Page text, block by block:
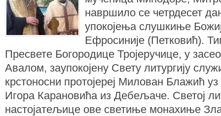
навршило се четрдесет
упокојења слушкиње
Ефросиније (Петковић).
Пресвете Богородице Тројеручице, у
Авалом, заупокојену Свету литургију
крстоносни протојереј Милован Блажић
Игора Карановића из Дебељаче. Светој
настојатељице ове светиње монахиње